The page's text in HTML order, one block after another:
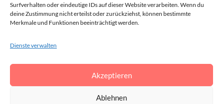
Surfverhalten oder eindeutige IDs auf dieser Website verarbeiten. Wenn du
deine Zustimmung nicht erteilst oder zurückziehst, können bestimmte
Merkmale und Funktionen beeinträchtigt werden.
Dienste verwalten
Akzeptieren
Ablehnen
Patrick
aktuellen Geschehnissen in der realen Welt und im Internet
ich auch noch über die Dinge, die mir gerade so durch den
Vollständiges Profil anzeigen →